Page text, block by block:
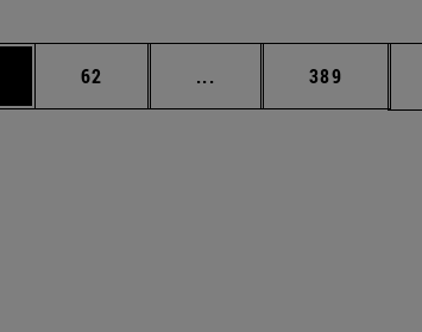
para desplazarse.
Página
62 ... Páginas intermedias
Página
389